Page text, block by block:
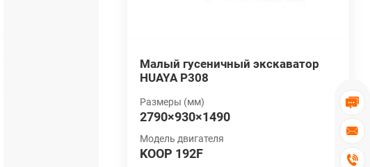



экскаватор
Малый гусеничный экскаватор
HUAYA P308
Размеры (мм)
2790×930×1490
Модель двигателя
KOOP 192F